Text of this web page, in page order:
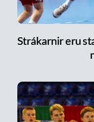
Strákarnir eru